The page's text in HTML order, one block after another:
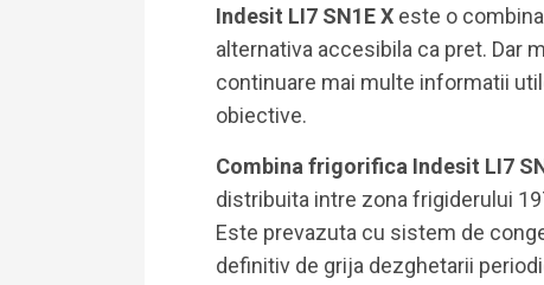
Indesit LI7 SN1E X este o
alternativa accesibila ca pret. Dar
continuare mai multe informatii
obiective.
Combina frigorifica Indesit LI7
distribuita intre zona frigiderului
Este prevazuta cu sistem de
definitiv de grija dezghetarii